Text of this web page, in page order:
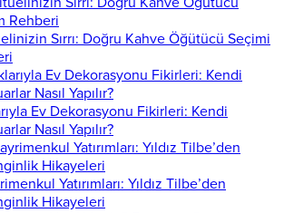
Sırrı: Doğru Kahve Öğütücü Seçimi
Ev Dekorasyonu Fikirleri: Kendi
Nasıl Yapılır?
Yatırımları: Yıldız Tilbe’den
Hikayeleri